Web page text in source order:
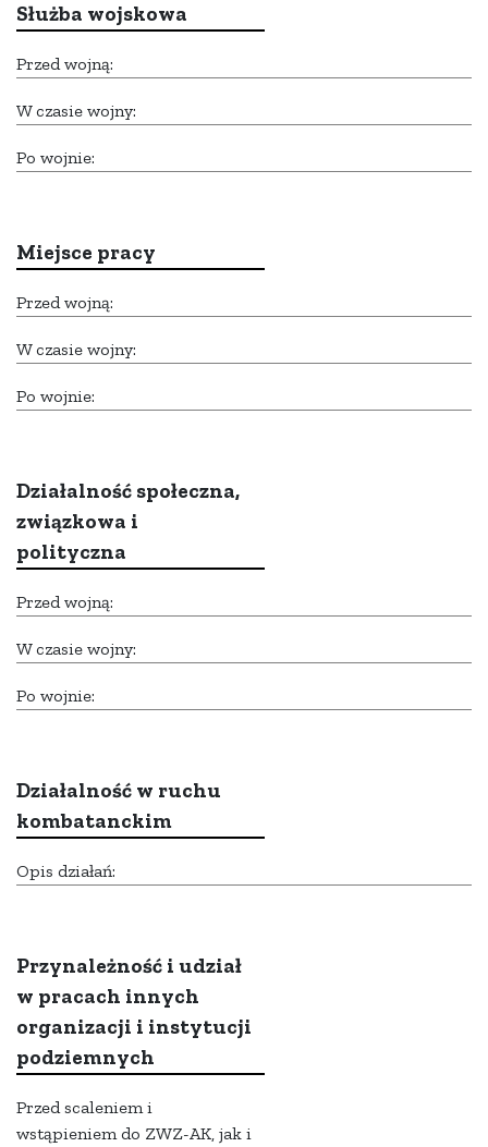
Służba wojskowa
Przed wojną:
W czasie wojny:
Po wojnie:
Miejsce pracy
Przed wojną:
W czasie wojny:
Po wojnie:
Działalność społeczna,
związkowa i
polityczna
Przed wojną:
W czasie wojny:
Po wojnie:
Działalność w ruchu
kombatanckim
Opis działań:
Przynależność i udział
w pracach innych
organizacji i instytucji
podziemnych
Przed scaleniem i
wstąpieniem do ZWZ-AK, jak i